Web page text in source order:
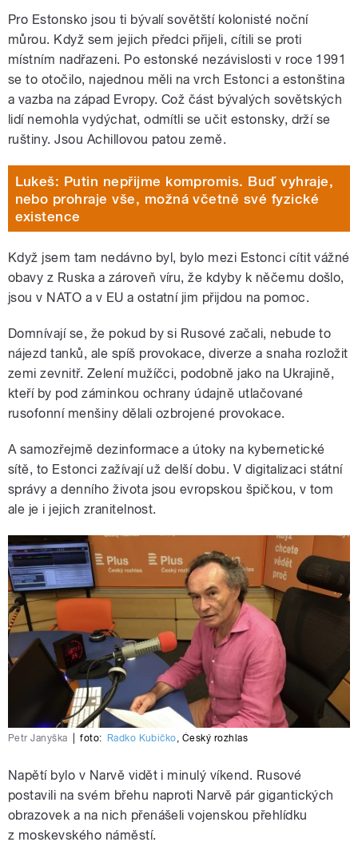
Pro Estonsko jsou ti bývalí sovětští kolonisté noční
můrou. Když sem jejich předci přijeli, cítili se proti
místním nadřazeni. Po estonské nezávislosti v roce 1991
se to otočilo, najednou měli na vrch Estonci a estonština
a vazba na západ Evropy. Což část bývalých sovětských
lidí nemohla vydýchat, odmítli se učit estonsky, drží se
ruštiny. Jsou Achillovou patou země.
Lukeš: Putin nepřijme kompromis. Buď vyhraje,
nebo prohraje vše, možná včetně své fyzické
existence
Když jsem tam nedávno byl, bylo mezi Estonci cítit vážné
obavy z Ruska a zároveň víru, že kdyby k něčemu došlo,
jsou v NATO a v EU a ostatní jim přijdou na pomoc.
Domnívají se, že pokud by si Rusové začali, nebude to
nájezd tanků, ale spíš provokace, diverze a snaha rozložit
zemi zevnitř. Zelení mužíčci, podobně jako na Ukrajině,
kteří by pod záminkou ochrany údajně utlačované
rusofonní menšiny dělali ozbrojené provokace.
A samozřejmě dezinformace a útoky na kybernetické
sítě, to Estonci zažívají už delší dobu. V digitalizaci státní
správy a denního života jsou evropskou špičkou, v tom
ale je i jejich zranitelnost.
Petr Janyška foto: Radko Kubičko, Český rozhlas
Napětí bylo v Narvě vidět i minulý víkend. Rusové
postavili na svém břehu naproti Narvě pár gigantických
obrazovek a na nich přenášeli vojenskou přehlídku
z moskevského náměstí.